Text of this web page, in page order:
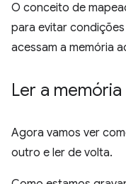
O conceito de
para evitar condições
acessam a memória
Ler a
Agora vamos ver
outro e ler de volta.